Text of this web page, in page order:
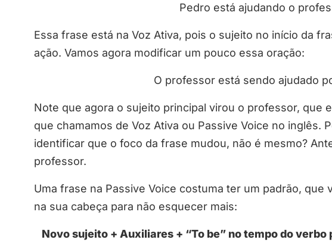
Pedro está ajudando o
Essa frase está na Voz Ativa, pois o sujeito no início da
ação. Vamos agora modificar um pouco essa oração:
O professor está sendo ajudado
Note que agora o sujeito principal virou o professor, que
que chamamos de Voz Ativa ou Passive Voice no inglês.
identificar que o foco da frase mudou, não é mesmo?
professor.
Uma frase na Passive Voice costuma ter um padrão, que
na sua cabeça para não esquecer mais:
Novo sujeito + Auxiliares + “To be” no tempo do